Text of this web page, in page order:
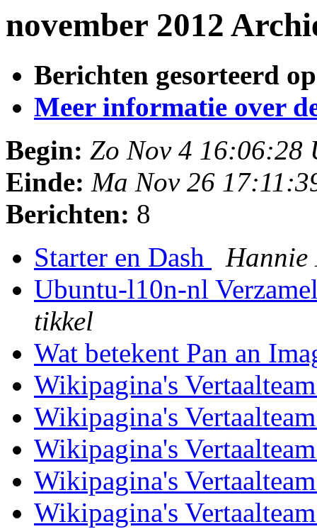
november 2012
Berichten gesorteerd
Meer informatie over
Begin: Zo Nov 4 16:06:28
Einde: Ma Nov 26
Berichten: 8
Starter en Dash
Hannie
Ubuntu-l10n-nl
tikkel
Wat betekent Pan an
Wikipagina's
Wikipagina's
Wikipagina's
Wikipagina's
Wikipagina's